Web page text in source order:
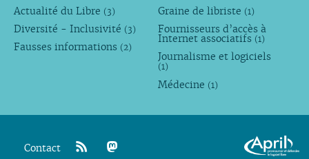
Actualité du Libre (3)
Diversité - Inclusivité (3)
Fausses informations (2)
Graine de libriste (1)
Fournisseurs d’accès à
Internet associatifs (1)
Journalisme et logiciels
(1)
Médecine (1)
Contact